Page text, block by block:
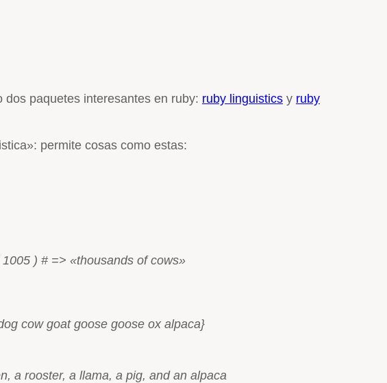
dos paquetes interesantes en ruby: ruby linguistics y ruby
permite cosas como estas:
) # => «thousands of cows»
cow goat goose goose ox alpaca}
a rooster, a llama, a pig, and an alpaca